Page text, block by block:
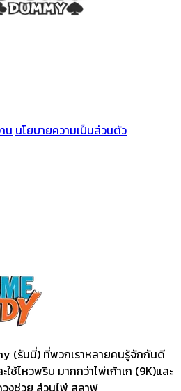
น นโยบายความเป็นส่วนตัว
(รัมมี่) ที่พวกเราหลายคนรู้จักกันดี
ใช้ไหวพริบ มากกว่าไพ่เก้าเก (9K)และ
งช่วย ส่วนไพ่ สลาฟ